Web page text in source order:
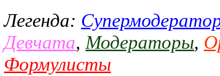
Легенда:
Девчата, Модераторы,
Формулисты